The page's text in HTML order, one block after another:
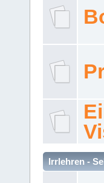
Irrlehren -